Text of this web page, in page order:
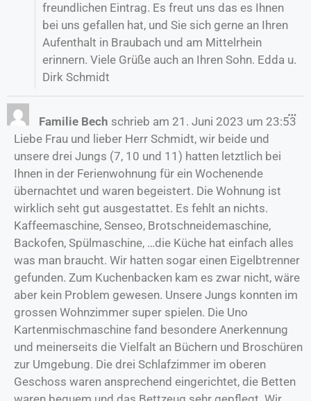
freundlichen Eintrag. Es freut uns das es Ihnen
bei uns gefallen hat, und Sie sich gerne an Ihren
Aufenthalt in Braubach und am Mittelrhein
erinnern. Viele Grüße auch an Ihren Sohn. Edda u.
Dirk Schmidt
Familie Bech schrieb am 21. Juni 2023 um 23:53
Liebe Frau und lieber Herr Schmidt, wir beide und
unsere drei Jungs (7, 10 und 11) hatten letztlich bei
Ihnen in der Ferienwohnung für ein Wochenende
übernachtet und waren begeistert. Die Wohnung ist
wirklich seht gut ausgestattet. Es fehlt an nichts.
Kaffeemaschine, Senseo, Brotschneidemaschine,
Backofen, Spülmaschine, …die Küche hat einfach alles
was man braucht. Wir hatten sogar einen Eigelbtrenner
gefunden. Zum Kuchenbacken kam es zwar nicht, wäre
aber kein Problem gewesen. Unsere Jungs konnten im
grossen Wohnzimmer super spielen. Die Uno
Kartenmischmaschine fand besondere Anerkennung
und meinerseits die Vielfalt an Büchern und Broschüren
zur Umgebung. Die drei Schlafzimmer im oberen
Geschoss waren ansprechend eingerichtet, die Betten
…